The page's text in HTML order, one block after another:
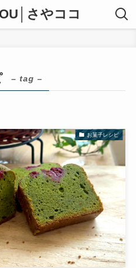
さやココ
– tag –
お菓子レシピ